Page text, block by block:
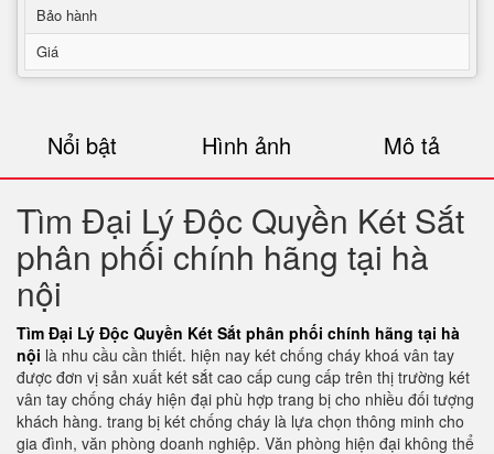
Bảo hành
Giá
Nổi bật Hình ảnh Mô tả
Tìm Đại Lý Độc Quyền Két Sắt
phân phối chính hãng tại hà
nội
Tìm Đại Lý Độc Quyền Két Sắt phân phối chính hãng tại hà
nội là nhu cầu cần thiết. hiện nay két chống cháy khoá vân tay
được đơn vị sản xuất két sắt cao cấp cung cấp trên thị trường két
vân tay chống cháy hiện đại phù hợp trang bị cho nhiều đối tượng
khách hàng. trang bị két chống cháy là lựa chọn thông minh cho
gia đình, văn phòng doanh nghiệp. Văn phòng hiện đại không thể